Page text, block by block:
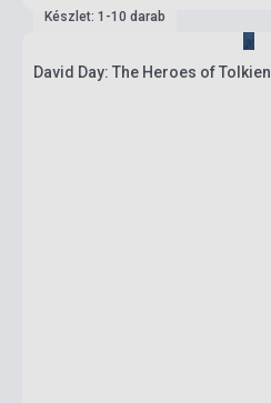
Készlet: 1-10 darab
David Day: The Heroes of Tolkien